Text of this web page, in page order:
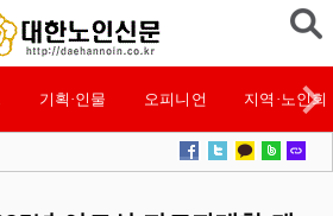
기획·인물 오피니언 지역·노인회